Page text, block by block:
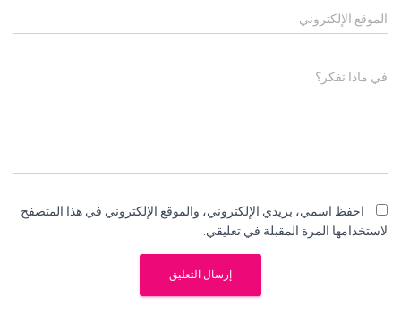
الموقع الإلكتروني
في ماذا تفكر؟
احفظ اسمي، بريدي الإلكتروني، والموقع الإلكتروني في هذا المتصفح
لاستخدامها المرة المقبلة في تعليقي.